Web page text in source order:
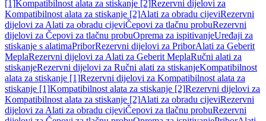
[1]Kompatibilnost alata za stiskanje [2]Rezervni dijelovi za
Kompatibilnost alata za stiskanje [2]Alati za obradu cijeviRezervni
dijelovi za Alati za obradu cijeviČepovi za tlačnu probuRezervni
dijelovi za Čepovi za tlačnu probuOprema za ispitivanjeUređaji za
stiskanje s alatimaPriborRezervni dijelovi za PriborAlati za Geberit
MeplaRezervni dijelovi za Alati za Geberit MeplaRučni alati za
stiskanjeRezervni dijelovi za Ručni alati za stiskanjeKompatibilnost
alata za stiskanje [1]Rezervni dijelovi za Kompatibilnost alata za
stiskanje [1]Kompatibilnost alata za stiskanje [2]Rezervni dijelovi za
Kompatibilnost alata za stiskanje [2]Alati za obradu cijeviRezervni
dijelovi za Alati za obradu cijeviČepovi za tlačnu probuRezervni